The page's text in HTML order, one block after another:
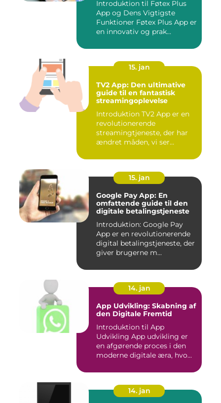
Indkøbsoplevelse
Introduktion til Føtex Plus
App og Dens Vigtigste
Funktioner Føtex Plus App er
en innovativ og prak...
15. jan
TV2 App: Den ultimative
guide til en fantastisk
streamingoplevelse
Introduktion TV2 App er en
revolutionerende
streamingtjeneste, der har
ændret måden, vi ser
15. jan
Google Pay App: En
omfattende guide til den
digitale betalingstjeneste
Introduktion: Google Pay
App er en revolutionerende
digital betalingstjeneste, der
giver brugerne m...
14. jan
App Udvikling: Skabning af
den Digitale Fremtid
Introduktion til App
Udvikling App udvikling er
en afgørende proces i den
moderne digitale æra, hvo...
14. jan